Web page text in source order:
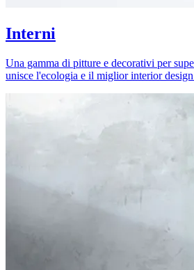
Interni
Una gamma di pitture e decorativi per
unisce l'ecologia e il miglior interior